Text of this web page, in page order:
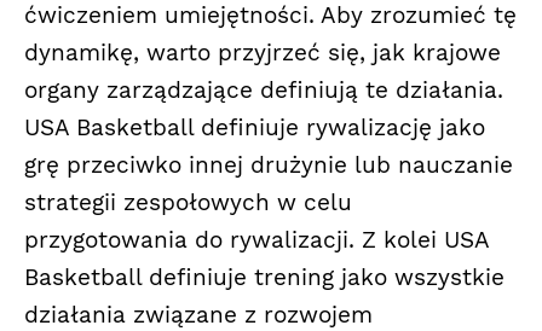
ćwiczeniem umiejętności. Aby zrozumieć tę
dynamikę, warto przyjrzeć się, jak krajowe
organy zarządzające definiują te działania.
USA Basketball definiuje rywalizację jako
grę przeciwko innej drużynie lub nauczanie
strategii zespołowych w celu
przygotowania do rywalizacji. Z kolei USA
Basketball definiuje trening jako wszystkie
działania związane z rozwojem